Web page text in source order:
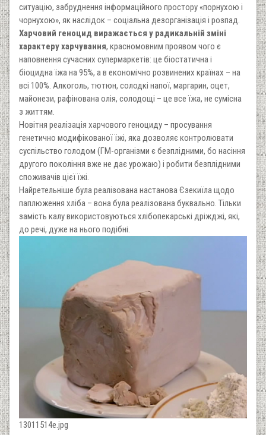
ситуацію, забруднення інформаційного простору «порнухою і
чорнухою», як наслідок – соціальна дезорганізація і розпад.
Харчовий геноцид виражається у радикальній зміні
характеру харчування, красномовним проявом чого є
наповнення сучасних супермаркетів: це біостатична і
біоцидна їжа на 95%, а в економічно розвинених країнах – на
всі 100%. Алкоголь, тютюн, солодкі напої, маргарин, оцет,
майонези, рафінована олія, солодощі – це все їжа, не сумісна
з життям.
Новітня реалізація харчового геноциду – просування
генетично модифікованої їжі, яка дозволяє контролювати
суспільство голодом (ГМ-організми є безплідними, бо насіння
другого покоління вже не дає урожаю) і робити безплідними
споживачів цієї їжі.
Найретельніше була реалізована настанова Єзекиїла щодо
паплюження хліба – вона була реалізована буквально. Тільки
замість калу використовуються хлібопекарські дріжджі, які,
до речі, дуже на нього подібні.
13011514e.jpg